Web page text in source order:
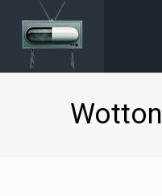
Wotton